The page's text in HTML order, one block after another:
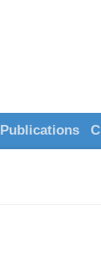
Publications